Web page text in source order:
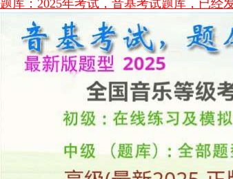
题库：2025年考试，音基考试题库，已经